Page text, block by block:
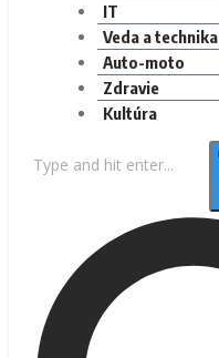
IT
Veda a technika
Auto-moto
Zdravie
Kultúra